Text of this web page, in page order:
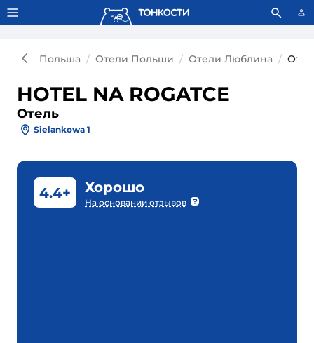
Тонкости используют сookie-файлы. Что это значит?
Польша Отели Польши Отели Люблина
HOTEL NA ROGATCE
Отель
Sielankowa 1
4.4+ Хорошо
На основании отзывов